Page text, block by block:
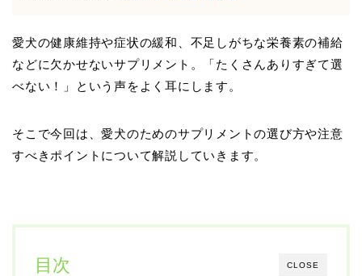
愛犬の健康維持や症状の緩和、不足しがちな栄養素の補給
などに欠かせないサプリメント。「たくさんありすぎて選
べない！」という声をよく耳にします。
そこで今回は、愛犬のためのサプリメントの選び方や注意
すべきポイントについて解説していきます。
CLOSE
目次